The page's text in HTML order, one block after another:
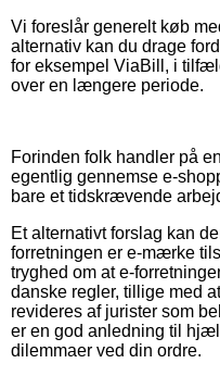
Vi foreslår generelt køb
alternativ kan du drage
for eksempel ViaBill, i
over en længere periode.
Forinden folk handler på
egentlig gennemse e-
bare et tidskrævende
Et alternativt forslag kan
forretningen er e-mærke
tryghed om at e-
danske regler, tillige med
revideres af jurister som
er en god anledning til
dilemmaer ved din ordre.